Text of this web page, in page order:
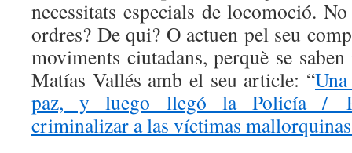
necessitats especials de locomoció.
ordres? De qui? O actuen pel seu
moviments ciutadans, perquè se
Matías Vallés amb el seu article: “
paz, y luego llegó la Policía /
criminalizar a las víctimas